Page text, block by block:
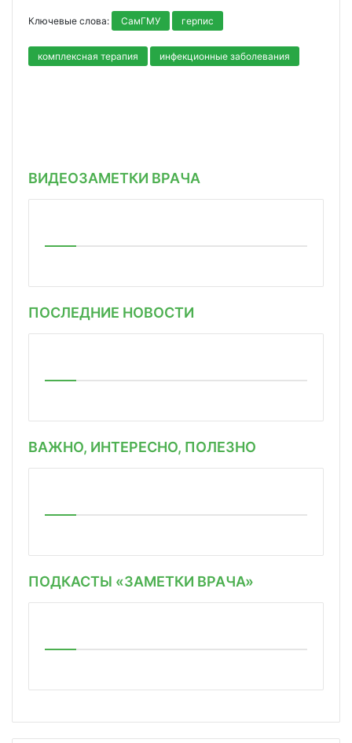
Ключевые слова: СамГМУ герпис
комплексная терапия инфекционные заболевания
ВИДЕОЗАМЕТКИ ВРАЧА
ПОСЛЕДНИЕ НОВОСТИ
ВАЖНО, ИНТЕРЕСНО, ПОЛЕЗНО
ПОДКАСТЫ «ЗАМЕТКИ ВРАЧА»